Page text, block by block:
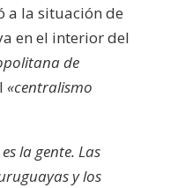
a la situación de
en el interior del
de
«centralismo
la gente. Las
y los